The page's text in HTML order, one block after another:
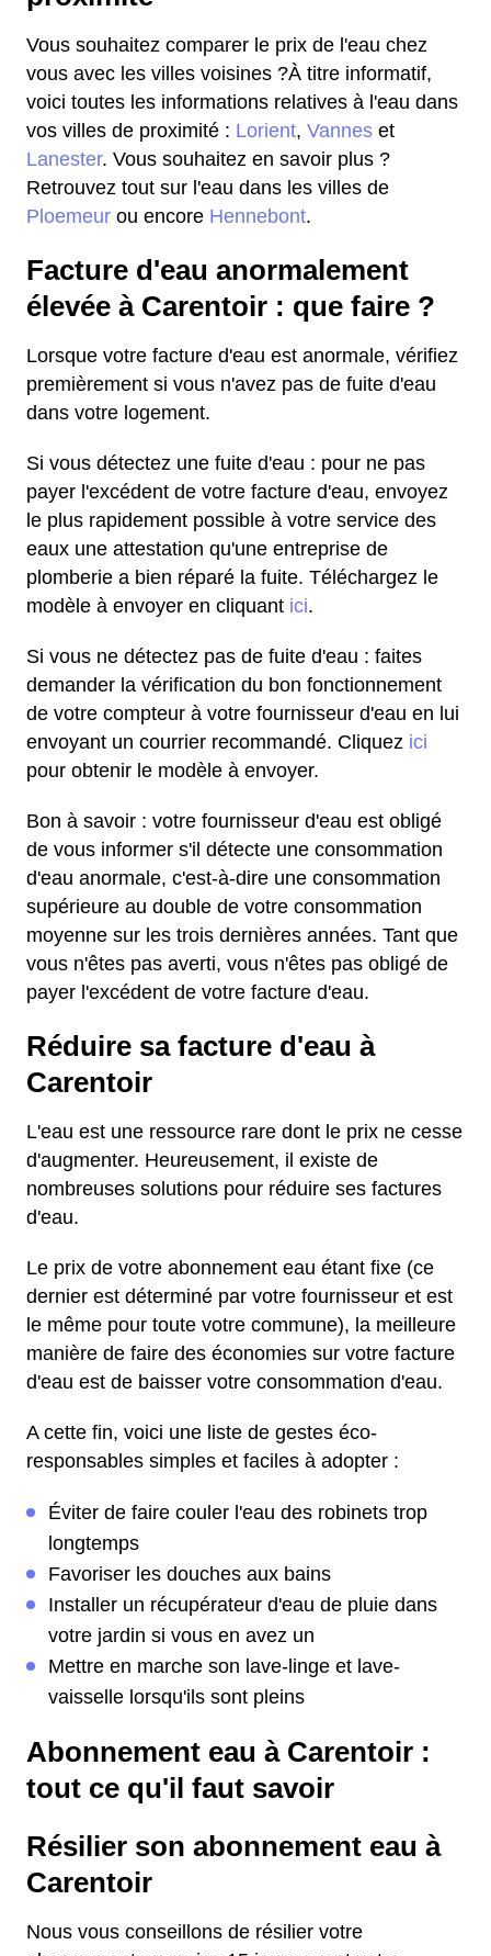
Vous souhaitez comparer le prix de l'eau chez
vous avec les villes voisines ?À titre informatif,
voici toutes les informations relatives à l'eau dans
vos villes de proximité : Lorient, Vannes et
Lanester. Vous souhaitez en savoir plus ?
Retrouvez tout sur l'eau dans les villes de
Ploemeur ou encore Hennebont.
Facture d'eau anormalement
élevée à Carentoir : que faire ?
Lorsque votre facture d'eau est anormale, vérifiez
premièrement si vous n'avez pas de fuite d'eau
dans votre logement.
Si vous détectez une fuite d'eau : pour ne pas
payer l'excédent de votre facture d'eau, envoyez
le plus rapidement possible à votre service des
eaux une attestation qu'une entreprise de
plomberie a bien réparé la fuite. Téléchargez le
modèle à envoyer en cliquant ici.
Si vous ne détectez pas de fuite d'eau : faites
demander la vérification du bon fonctionnement
de votre compteur à votre fournisseur d'eau en lui
envoyant un courrier recommandé. Cliquez ici
pour obtenir le modèle à envoyer.
Bon à savoir : votre fournisseur d'eau est obligé
de vous informer s'il détecte une consommation
d'eau anormale, c'est-à-dire une consommation
supérieure au double de votre consommation
moyenne sur les trois dernières années. Tant que
vous n'êtes pas averti, vous n'êtes pas obligé de
payer l'excédent de votre facture d'eau.
Réduire sa facture d'eau à
Carentoir
L'eau est une ressource rare dont le prix ne cesse
d'augmenter. Heureusement, il existe de
nombreuses solutions pour réduire ses factures
d'eau.
Le prix de votre abonnement eau étant fixe (ce
dernier est déterminé par votre fournisseur et est
le même pour toute votre commune), la meilleure
manière de faire des économies sur votre facture
d'eau est de baisser votre consommation d'eau.
A cette fin, voici une liste de gestes éco-
responsables simples et faciles à adopter :
Éviter de faire couler l'eau des robinets trop
longtemps
Favoriser les douches aux bains
Installer un récupérateur d'eau de pluie dans
votre jardin si vous en avez un
Mettre en marche son lave-linge et lave-
vaisselle lorsqu'ils sont pleins
Abonnement eau à Carentoir :
tout ce qu'il faut savoir
Résilier son abonnement eau à
Carentoir
Nous vous conseillons de résilier votre